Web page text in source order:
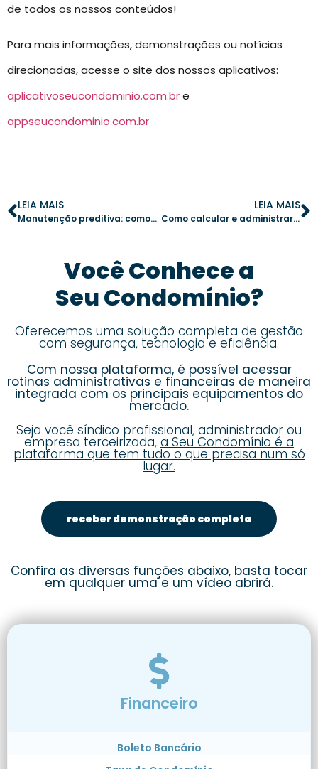
de todos os nossos conteúdos!
Para mais informações, demonstrações ou notícias
direcionadas, acesse o site dos nossos aplicativos:
aplicativoseucondominio.com.bre
appseucondominio.com.br
LEIA MAIS
Manutenção preditiva: como reduzir custos e evitar problemas em condomínios
LEIA MAIS
Como calcular e administrar fundos de emergência no condomínio
Você Conhece a
Seu Condomínio?
Oferecemos uma solução completa de gestão
com segurança, tecnologia e eficiência.
Com nossa plataforma, é possível acessar
rotinas administrativas e financeiras de maneira
integrada com os principais equipamentos do
mercado.
Seja você síndico profissional, administrador ou
empresa terceirizada, a Seu Condomínio é a
plataforma que tem tudo o que precisa num só
lugar.
receber demonstração completa
Confira as diversas funções abaixo, basta tocar
em qualquer uma e um vídeo abrirá.
Financeiro
Boleto Bancário